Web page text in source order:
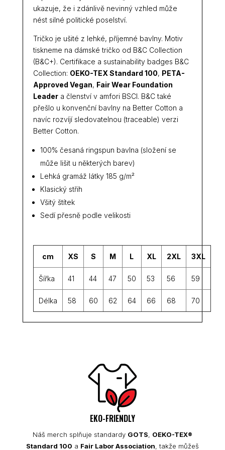
ukazuje, že i zdánlivě nevinný vzhled může
nést silné politické poselství.
Tričko je ušité z lehké, příjemné bavlny. Motiv
tiskneme na dámské tričko od B&C Collection
(B&C+). Certifikace a sustainability badges B&C
Collection: OEKO-TEX Standard 100, PETA-
Approved Vegan, Fair Wear Foundation
Leadera členství v amfori BSCI. B&C také
přešlo u konvenční bavlny na Better Cotton a
navíc rozvíjí sledovatelnou (traceable) verzi
Better Cotton.
100% česaná ringspun bavlna (složení se
může lišit u některých barev)
Lehká gramáž látky 185 g/m²
Klasický střih
Všitý štítek
Sedí přesně podle velikosti
cm XS S M L XL 2XL 3XL
Šířka 41 44 47 50 53 56 59
Délka 58 60 62 64 66 68 70
EKO-FRIENDLY
Náš merch splňuje standardy GOTS
OEKO-TEX®
Standard 100 a Fair Labor Association , takže můžeš